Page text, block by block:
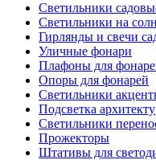
Светильники
Светильники на
Гирлянды и свечи
Уличные фонари
Плафоны для
Опоры для фонарей
Светильники
Подсветка
Светильники
Прожекторы
Штативы для